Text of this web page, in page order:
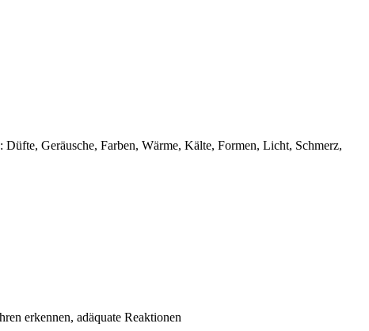
Geräusche, Farben, Wärme, Kälte, Formen, Licht, Schmerz,
erkennen, adäquate Reaktionen